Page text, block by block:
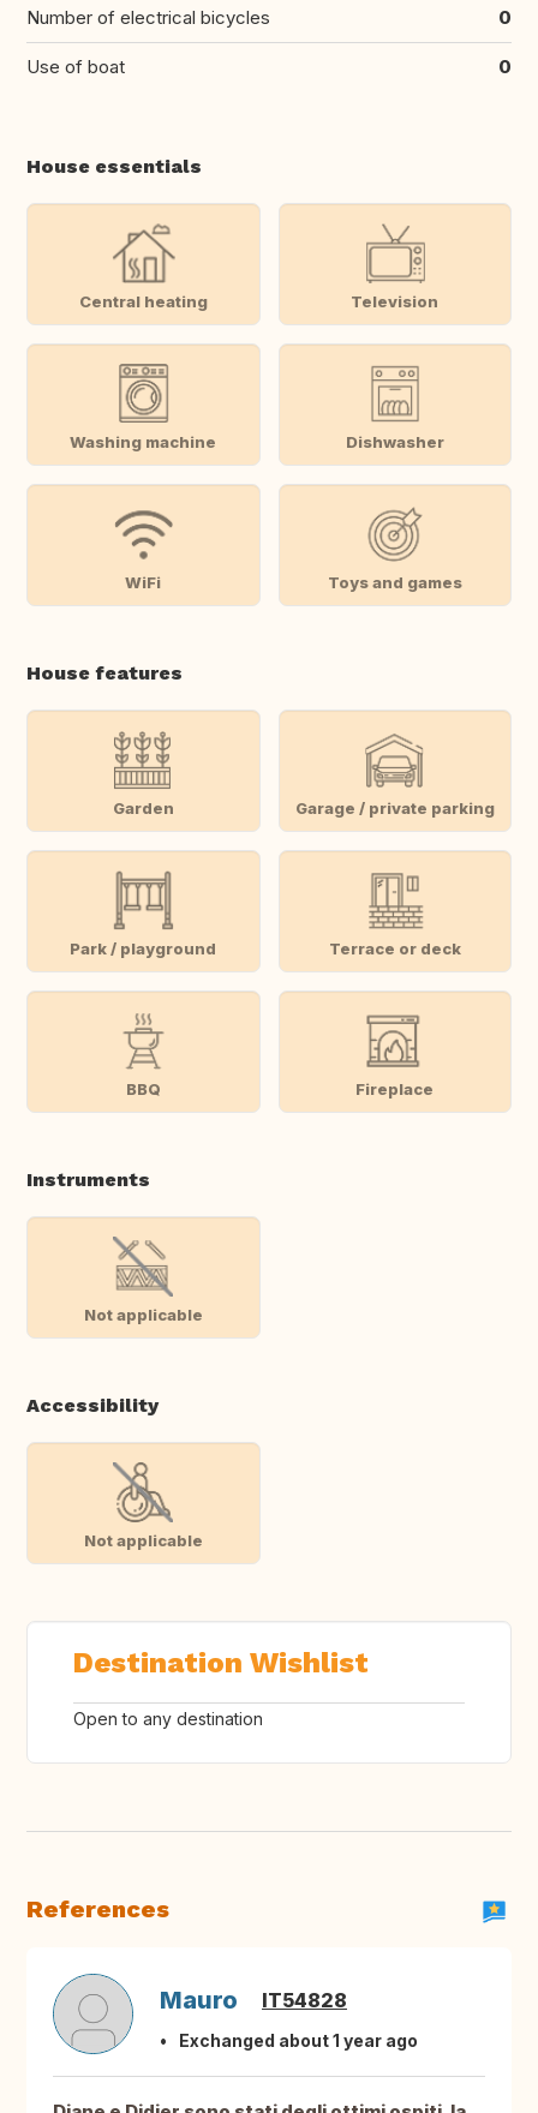
Number of electrical bicycles 0
Use of boat 0
House essentials
Central heating Television
Washing machine Dishwasher
WiFi Toys and games
House features
Garden Garage / private parking
Park / playground Terrace or deck
BBQ Fireplace
Instruments
Not applicable
Accessibility
Not applicable
Destination Wishlist
Open to any destination
References
Mauro IT54828
Exchanged about 1 year ago